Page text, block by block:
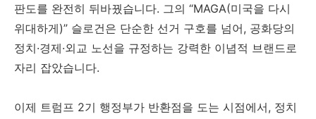
판도를 완전히 뒤바꿨습니다. 그의 “MAGA(미국을 다시
위대하게)” 슬로건은 단순한 선거 구호를 넘어, 공화당의
정치·경제·외교 노선을 규정하는 강력한 이념적 브랜드로
자리 잡았습니다.
이제 트럼프 2기 행정부가 반환점을 도는 시점에서, 정치